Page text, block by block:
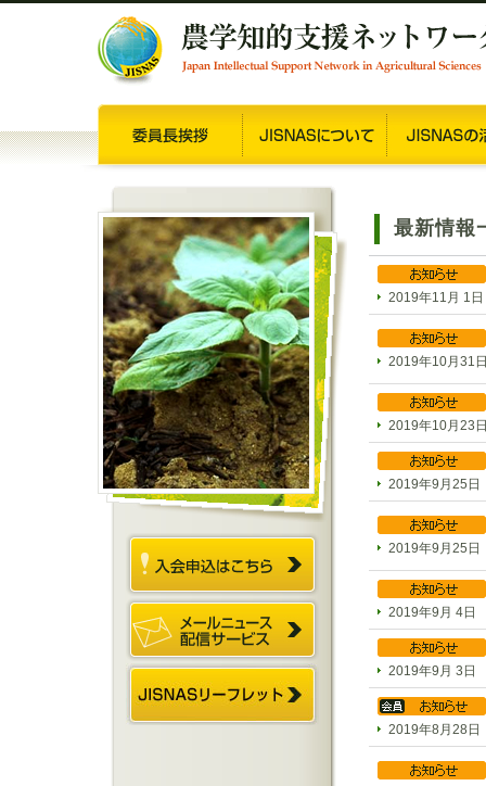
最新情報
2019年11月 1日
2019年10月31
2019年10月23
2019年9月25日
2019年9月25日
2019年9月 4日
2019年9月 3日
2019年8月28日